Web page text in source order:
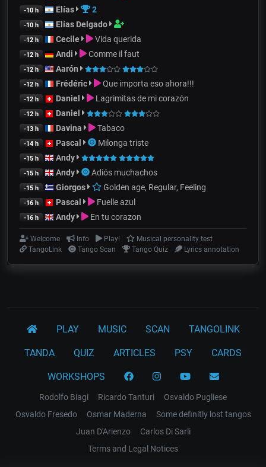
-10 h Elías 2
-10 h Elías Delgado
-12 h Cecile Vida querida
-12 h Andi Comme il faut
-12 h Aarón
-12 h Frédéric Que importa eso ahora!!!
-12 h Daniel Lagrimitas de mi corazón
-12 h Daniel
-13 h Davina Tabaco
-14 h Pascal Milonga triste
-15 h Andy
-15 h Andy Adiós muchachos
-15 h Giorgos Golden age, Regular, Feeling
-16 h Pascal Fuelle azul
-16 h Andy En tu corazon
Welcome Info Play!
Musical personality test
TangoLink
Tango Scan Tango Quiz Lyrics annotation
PLAY MUSIC SCAN TANGOLINK
TANDA QUIZ ARTICLES PSY CARDS
WORKSHOPS
Rodolfo Biagi Ricardo Tanturi
Osvaldo Pugliese
Osvaldo Fresedo
Osmar Maderna
Some definitly lost tangos
Juan D'Arienzo
Carlos Di Sarli
Terms and Legal Notices